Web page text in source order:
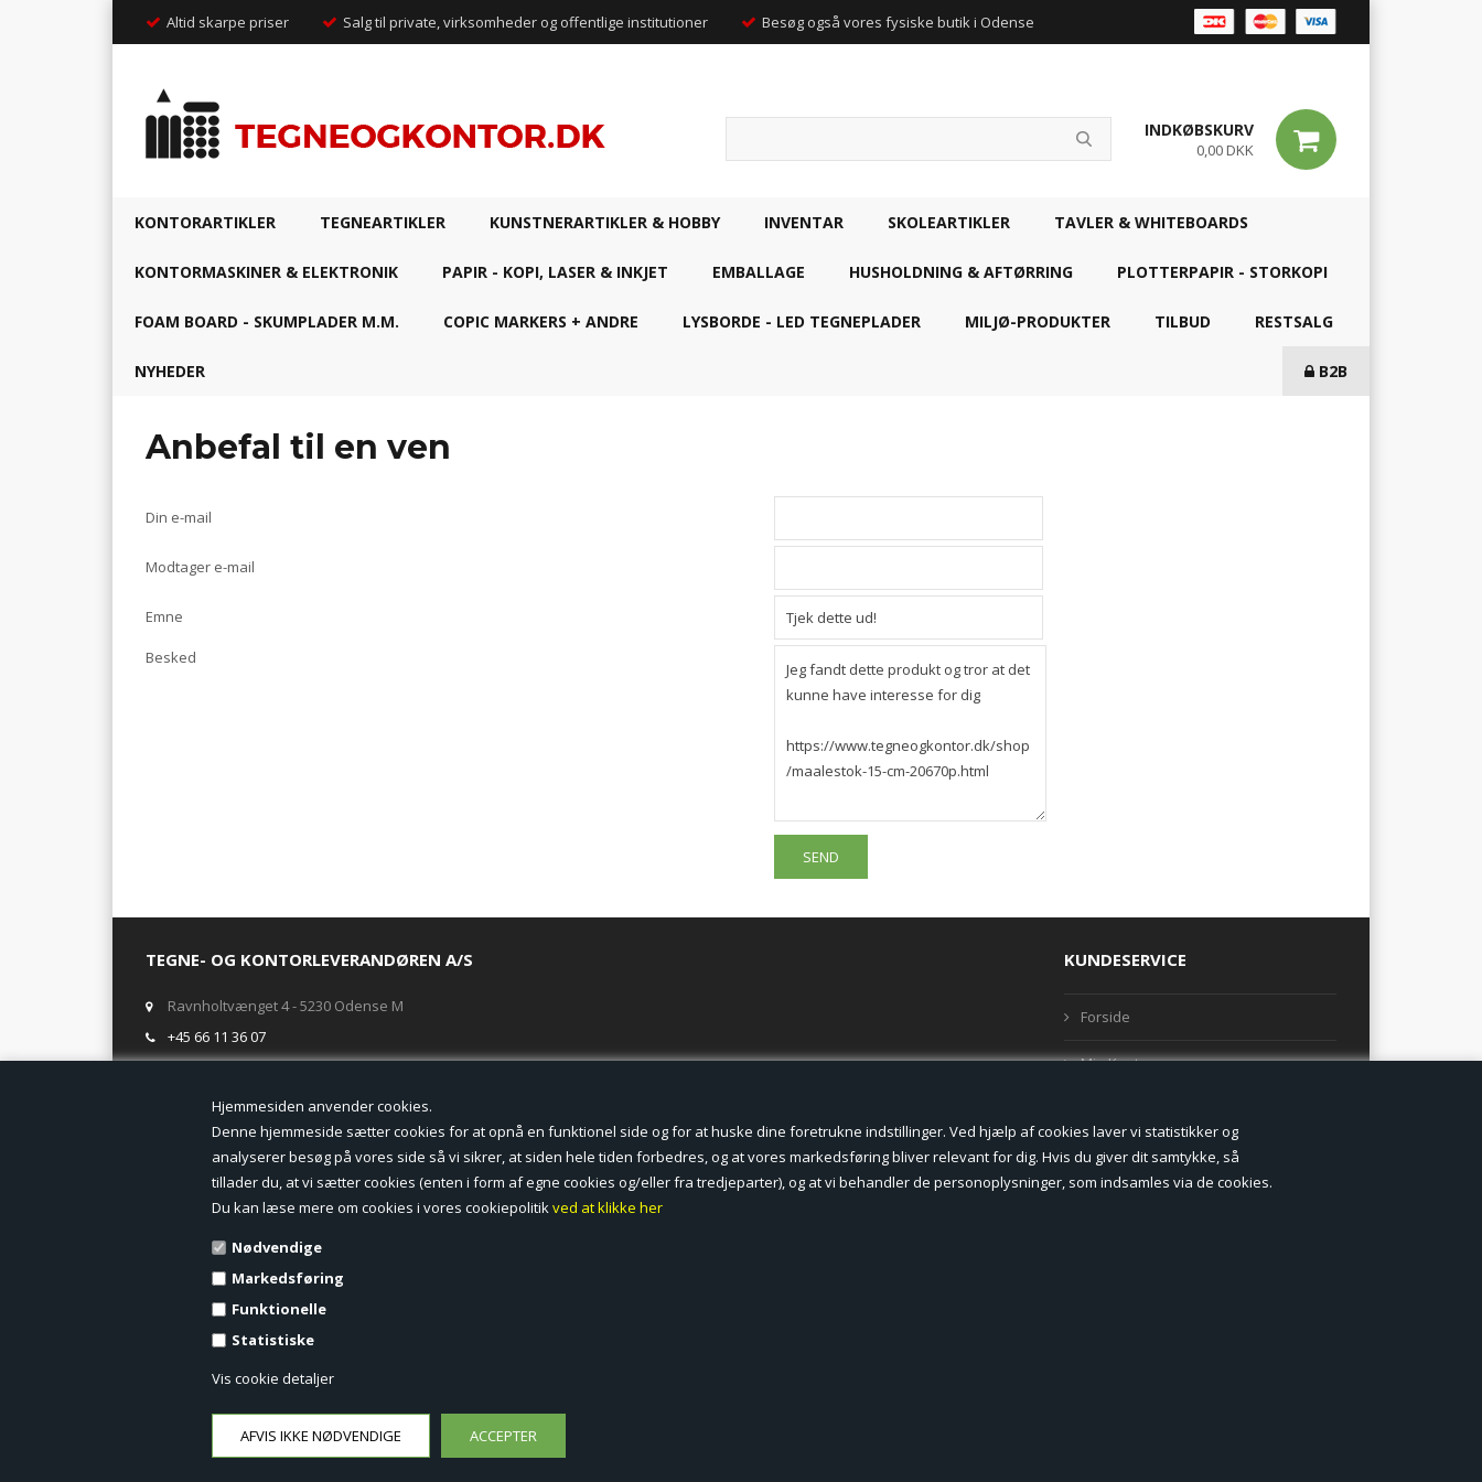
Hjemmesiden anvender cookies.
Denne hjemmeside sætter cookies for at opnå en funktionel side og for at huske dine foretrukne indstillinger. Ved hjælp af cookies laver vi statistikker og
analyserer besøg på vores side så vi sikrer, at siden hele tiden forbedres, og at vores markedsføring bliver relevant for dig. Hvis du giver dit samtykke, så
tillader du, at vi sætter cookies (enten i form af egne cookies og/eller fra tredjeparter), og at vi behandler de personoplysninger, som indsamles via de cookies.
Du kan læse mere om cookies i vores cookiepolitikved at klikke her
Nødvendige
Markedsføring
Funktionelle
Statistiske
Vis cookie detaljer
Altid skarpe priser Salg til private, virksomheder og offentlige institutioner Besøg også vores fysiske butik i Odense
INDKØBSKURV
0,00 DKK
KONTORARTIKLER TEGNEARTIKLER KUNSTNERARTIKLER & HOBBY INVENTAR SKOLEARTIKLER TAVLER & WHITEBOARDS
KONTORMASKINER & ELEKTRONIK PAPIR - KOPI, LASER & INKJET EMBALLAGE HUSHOLDNING & AFTØRRING PLOTTERPAPIR - STORKOPI
FOAM BOARD - SKUMPLADER M.M. COPIC MARKERS + ANDRE LYSBORDE - LED TEGNEPLADER MILJØ-PRODUKTER TILBUD RESTSALG
NYHEDER B2B
Anbefal til en ven
Din e-mail
Modtager e-mail
Emne
Besked
TEGNE- OG KONTORLEVERANDØREN A/S
Ravnholtvænget 4 - 5230 Odense M
+45 66 11 36 07
ÅBNINGSTIDER I BUTIKKEN
Mandag-Fredag: 8.00 - 17.00
Ring gerne for lagerstatus inden besøg i butikken
KUNDESERVICE
Forside
Min Konto
Vilkår og betingelser